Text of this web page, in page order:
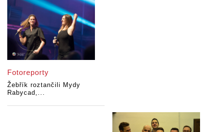
Fotoreporty
Žebřík roztančili Mydy
Rabycad,...